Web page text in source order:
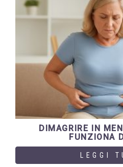
DIMAGRIRE IN
FUNZIONA
LEGGI